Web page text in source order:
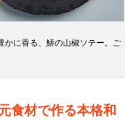
かに香る、鰆の山椒ソテー。ご
食材で作る本格和